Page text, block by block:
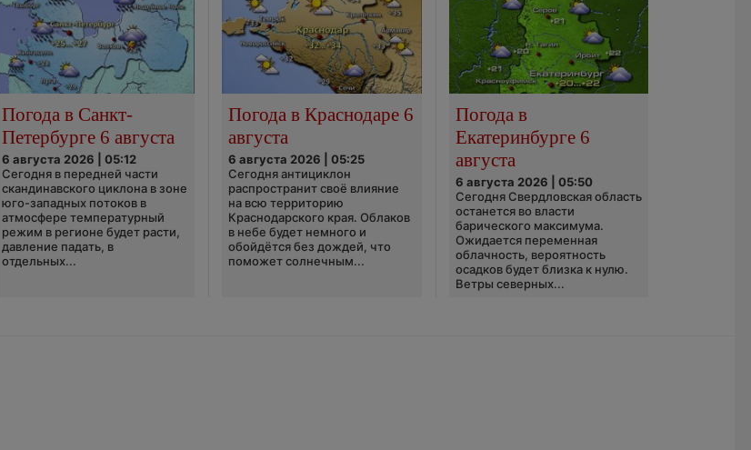
Погода в Санкт-
Петербурге 6 августа
6 августа 2026 | 05:12
Сегодня в передней части
скандинавского циклона в зоне
юго-западных потоков в
атмосфере температурный
режим в регионе будет расти,
давление падать, в
отдельных...
Погода в Краснодаре 6
августа
6 августа 2026 | 05:25
Сегодня антициклон
распространит своё влияние
на всю территорию
Краснодарского края. Облаков
в небе будет немного и
обойдётся без дождей, что
поможет солнечным...
Погода в
Екатеринбурге 6
августа
6 августа 2026 | 05:50
Сегодня Свердловская область
останется во власти
барического максимума.
Ожидается переменная
облачность, вероятность
осадков будет близка к нулю.
Ветры северных...